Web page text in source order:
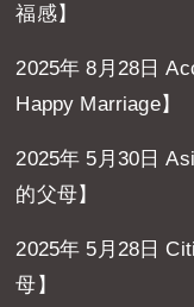
福感】
2025年 8月28日
Happy Marriage】
2025年 5月30日
的父母】
2025年 5月28日
母】